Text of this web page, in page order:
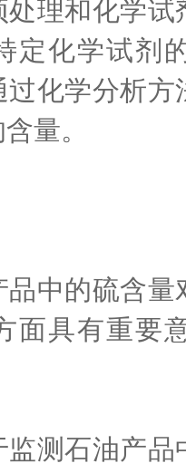
理和化学
定化学试剂
化学分析
量。
中的硫含
面具有重要
测石油产